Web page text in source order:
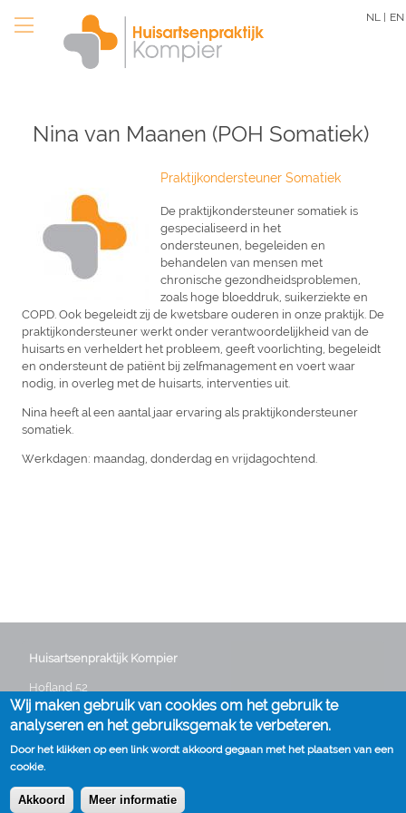
NL | EN
Nina van Maanen (POH Somatiek)
Praktijkondersteuner Somatiek
De praktijkondersteuner somatiek is
gespecialiseerd in het
ondersteunen, begeleiden en
behandelen van mensen met
chronische gezondheidsproblemen,
zoals hoge bloeddruk, suikerziekte en
COPD. Ook begeleidt zij de kwetsbare ouderen in onze praktijk. De
praktijkondersteuner werkt onder verantwoordelijkheid van de
huisarts en verheldert het probleem, geeft voorlichting, begeleidt
en ondersteunt de patiënt bij zelfmanagement en voert waar
nodig, in overleg met de huisarts, interventies uit.
Nina heeft al een aantal jaar ervaring als praktijkondersteuner
somatiek.
Werkdagen: maandag, donderdag en vrijdagochtend.
Huisartsenpraktijk Kompier
Hofland 52
3641 GG Mijdrecht
Telefoon: 0297 282235
Cookies
Wij maken gebruik van cookies om het gebruik te
analyseren en het gebruiksgemak te verbeteren.
Door het klikken op een link wordt akkoord gegaan met het plaatsen van een
cookie.
Akkoord Meer informatie